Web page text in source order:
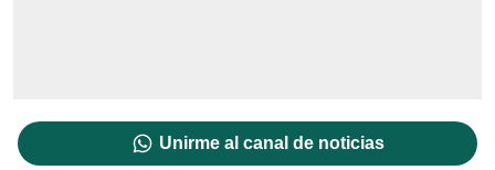
Unirme al canal de noticias